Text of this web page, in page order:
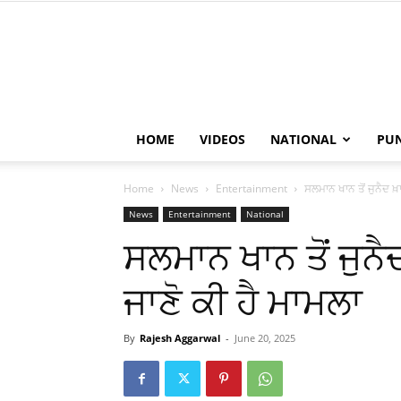
HOME VIDEOS NATIONAL
Home News Entertainment ਸਲਮਾਨ ਖਾਨ ਤੋਂ ਜੁਨੈਦ
News Entertainment National
ਸਲਮਾਨ ਖਾਨ ਤੋਂ
ਜਾਣੋ ਕੀ ਹੈ ਮਾਮਲਾ
By Rajesh Aggarwal - June 20, 2025